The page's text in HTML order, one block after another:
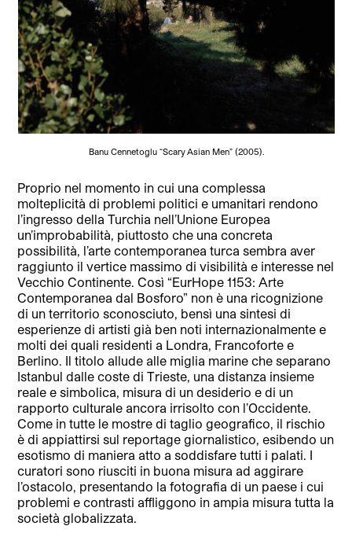
Banu Cennetoglu “Scary Asian Men” (2005).
Proprio nel momento in cui una complessa
molteplicità di problemi politici e umanitari rendono
l’ingresso della Turchia nell’Unione Europea
un’improbabilità, piuttosto che una concreta
possibilità, l’arte contemporanea turca sembra aver
raggiunto il vertice massimo di visibilità e interesse nel
Vecchio Continente. Così “EurHope 1153: Arte
Contemporanea dal Bosforo” non è una ricognizione
di un territorio sconosciuto, bensì una sintesi di
esperienze di artisti già ben noti internazionalmente e
molti dei quali residenti a Londra, Francoforte e
Berlino. Il titolo allude alle miglia marine che separano
Istanbul dalle coste di Trieste, una distanza insieme
reale e simbolica, misura di un desiderio e di un
rapporto culturale ancora irrisolto con l’Occidente.
Come in tutte le mostre di taglio geografico, il rischio
è di appiattirsi sul reportage giornalistico, esibendo un
esotismo di maniera atto a soddisfare tutti i palati. I
curatori sono riusciti in buona misura ad aggirare
l’ostacolo, presentando la fotografia di un paese i cui
problemi e contrasti affliggono in ampia misura tutta la
società globalizzata.